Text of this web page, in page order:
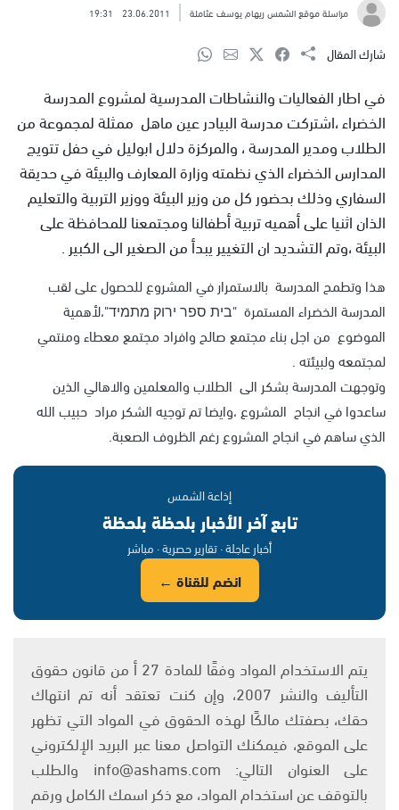
مراسلة موقع الشمس ريهام يوسف عثاملة 23.06.2011
19:31
شارك المقال
في اطار الفعاليات والنشاطات المدرسية لمشروع المدرسة
الخضراء ،اشتركت مدرسة البيادر عين ماهل ممثلة لمجموعة من
الطلاب ومدير المدرسة ، والمركزة دلال ابوليل في حفل تتويج
المدارس الخضراء الذي نظمته وزارة المعارف والبيئة في حديقة
السفاري وذلك بحضور كل من وزير البيئة ووزير التربية والتعليم
الذان اثنيا على أهميه تربية أطفالنا ومجتمعنا للمحافظة على
البيئة ،وتم التشديد ان التغيير يبدأ من الصغير الى الكبير .
هذا وتطمح المدرسة بالاستمرار في المشروع للحصول على لقب
المدرسة الخضراء المستمرة "בית ספר ירוק מתמיד"،لأهمية
الموضوع من اجل بناء مجتمع صالح وافراد مجتمع معطاء ومنتمي
لمجتمعه ولبيئته .
وتوجهت المدرسة بشكر الى الطلاب والمعلمين والاهالي الذين
ساعدوا في انجاح المشروع ،وايضا تم توجيه الشكر مراد حبيب الله
الذي ساهم في انجاح المشروع رغم الظروف الصعبة.
إذاعة الشمس
تابع آخر الأخبار بلحظة بلحظة
أخبار عاجلة · تقارير حصرية · مباشر
انضم للقناة ←
يتم الاستخدام المواد وفقًا للمادة 27 أ من قانون حقوق
التأليف والنشر 2007، وإن كنت تعتقد أنه تم انتهاك
حقك، بصفتك مالكًا لهذه الحقوق في المواد التي تظهر
على الموقع، فيمكنك التواصل معنا عبر البريد الإلكتروني
على العنوان التالي: info@ashams.com والطلب
بالتوقف عن استخدام المواد، مع ذكر اسمك الكامل ورقم